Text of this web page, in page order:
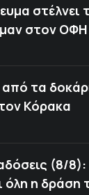
στέλνει
στον ΟΦΗ
τα
Κόρακα
(8/8):
όλη η δράση